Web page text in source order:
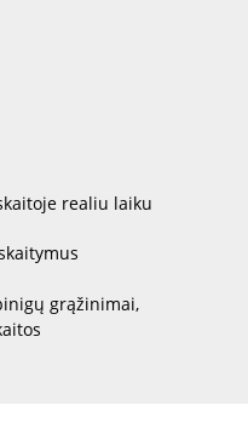
realiu laiku
grąžinimai,